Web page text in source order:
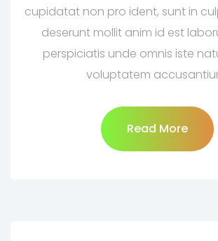
cupidatat non pro ident, sunt in
deserunt mollit anim id est
perspiciatis unde omnis iste
voluptatem
Read More